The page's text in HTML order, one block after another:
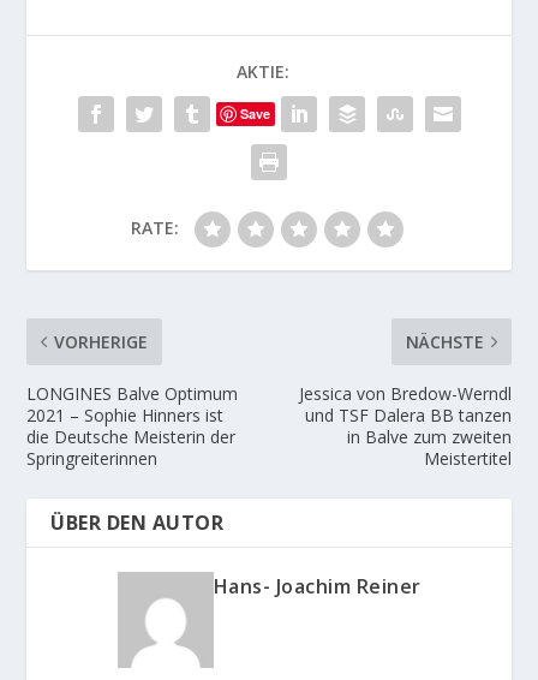
AKTIE:
Save
RATE:
VORHERIGE
LONGINES Balve Optimum
2021 – Sophie Hinners ist
die Deutsche Meisterin der
Springreiterinnen
NÄCHSTE
Jessica von Bredow-Werndl
und TSF Dalera BB tanzen
in Balve zum zweiten
Meistertitel
ÜBER DEN AUTOR
Hans- Joachim Reiner